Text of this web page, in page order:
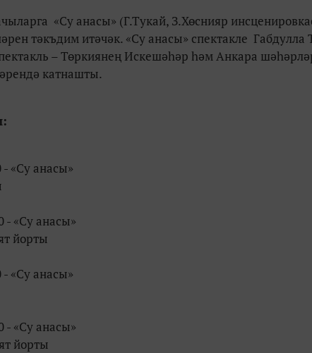
«Су анасы» (Г.Тукай, З.Хөснияр
тәкъдим итәчәк. «Су анасы» спектакле
– Төркиянең Искешәһәр һәм Анкара
катнашты.
«Су анасы»
- «Су анасы»
йорты
«Су анасы»
- «Су анасы»
йорты